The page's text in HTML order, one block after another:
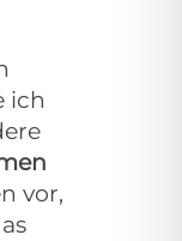
ich
vor,